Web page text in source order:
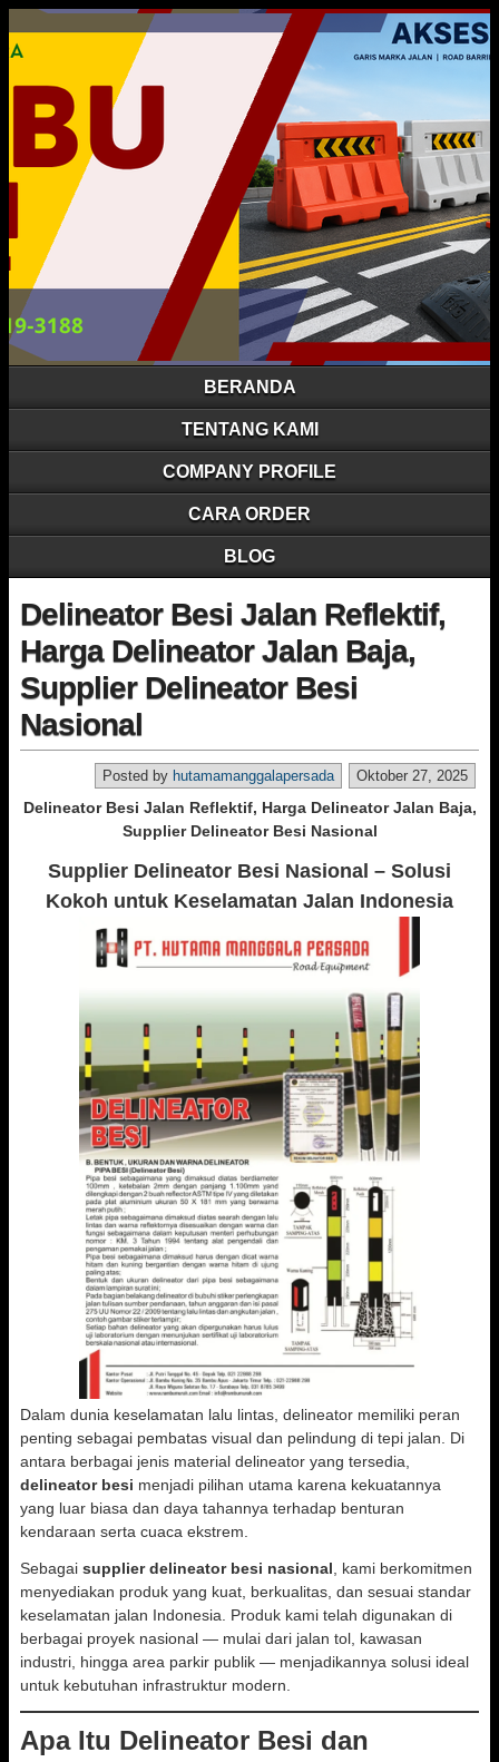
BERANDA
TENTANG KAMI
COMPANY PROFILE
CARA ORDER
BLOG
Delineator Besi Jalan Reflektif,
Harga Delineator Jalan Baja,
Supplier Delineator Besi
Nasional
Oktober 27, 2025
Posted by hutamamanggalapersada
Delineator Besi Jalan Reflektif, Harga Delineator Jalan Baja,
Supplier Delineator Besi Nasional
Supplier Delineator Besi Nasional – Solusi
Kokoh untuk Keselamatan Jalan Indonesia
Dalam dunia keselamatan lalu lintas, delineator memiliki peran
penting sebagai pembatas visual dan pelindung di tepi jalan. Di
antara berbagai jenis material delineator yang tersedia,
delineator besi menjadi pilihan utama karena kekuatannya
yang luar biasa dan daya tahannya terhadap benturan
kendaraan serta cuaca ekstrem.
Sebagai supplier delineator besi nasional , kami berkomitmen
menyediakan produk yang kuat, berkualitas, dan sesuai standar
keselamatan jalan Indonesia. Produk kami telah digunakan di
berbagai proyek nasional — mulai dari jalan tol, kawasan
industri, hingga area parkir publik — menjadikannya solusi ideal
untuk kebutuhan infrastruktur modern.
Apa Itu Delineator Besi dan